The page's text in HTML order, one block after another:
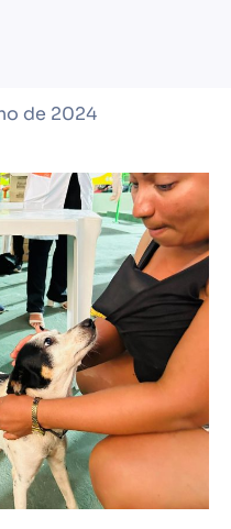
de 2024